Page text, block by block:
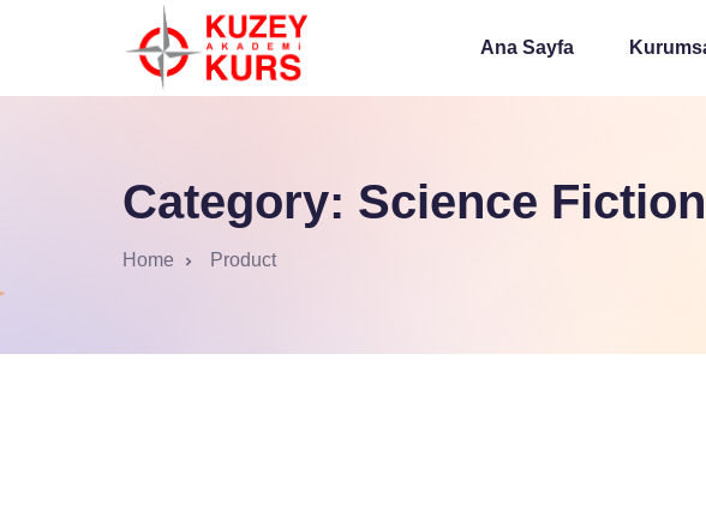
Ana Sayfa
Category: Science Fiction
Home Product